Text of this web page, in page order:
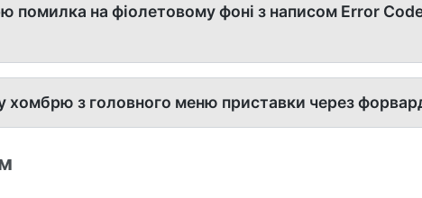
помилка на фіолетовому фоні з написом Error
хомбрю з головного меню приставки через